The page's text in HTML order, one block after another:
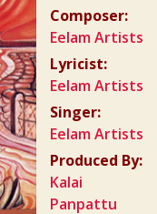
Composer:
Eelam Artists
Lyricist:
Eelam Artists
Singer:
Eelam Artists
Produced By:
Kalai
Panpattu